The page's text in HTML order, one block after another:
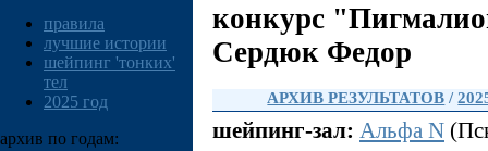
правила
лучшие истории
шейпинг 'тонких'
тел
2025 год
архив по годам:
конкурс
Сердюк Федор
АРХИВ РЕЗУЛЬТАТОВ /
шейпинг-зал: Альфа N